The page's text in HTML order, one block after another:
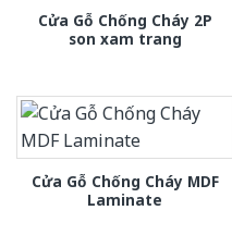
Cửa Gỗ Chống Cháy 2P
son xam trang
Cửa Gỗ Chống Cháy MDF
Laminate